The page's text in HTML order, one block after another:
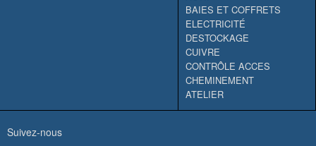
BAIES ET COFFRETS
ELECTRICITÉ
DESTOCKAGE
CUIVRE
CONTRÔLE ACCES
CHEMINEMENT
ATELIER
Suivez-nous